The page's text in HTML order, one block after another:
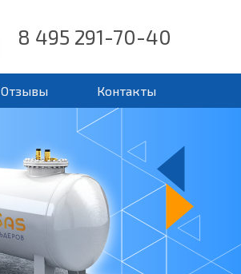
8 495 291-70-40
Отзывы Контакты